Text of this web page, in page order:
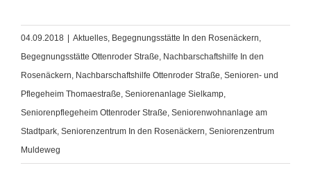
04.09.2018 Aktuelles, Begegnungsstätte In den Rosenäckern,
Begegnungsstätte Ottenroder Straße, Nachbarschaftshilfe In den
Rosenäckern, Nachbarschaftshilfe Ottenroder Straße, Senioren- und
Pflegeheim Thomaestraße, Seniorenanlage Sielkamp,
Seniorenpflegeheim Ottenroder Straße, Seniorenwohnanlage am
Stadtpark, Seniorenzentrum In den Rosenäckern, Seniorenzentrum
Muldeweg